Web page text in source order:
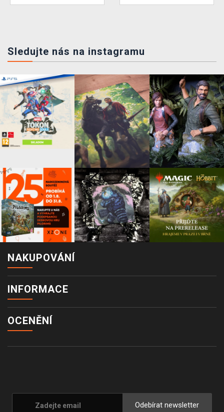
Sledujte nás na instagramu
NAKUPOVÁNÍ
INFORMACE
OCENĚNÍ
Odebírat newsletter